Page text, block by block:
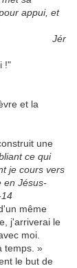
appui, et
!"
et la
une
ce qui
je cours vers
en Jésus-
même
j'arriverai le
moi.
temps. »
le but de